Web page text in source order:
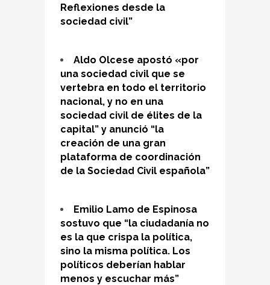
Reflexiones desde la
sociedad civil”
Aldo Olcese apostó «por
una sociedad civil que se
vertebra en todo el territorio
nacional, y no en una
sociedad civil de élites de la
capital” y anunció “la
creación de una gran
plataforma de coordinación
de la Sociedad Civil española”
Emilio Lamo de Espinosa
sostuvo que “la ciudadanía no
es la que crispa la política,
sino la misma política. Los
políticos deberían hablar
menos y escuchar más”